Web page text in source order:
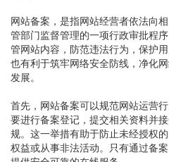
网站备案，是指网站经营者依法向
管部门监督管理的一项行政审批程
管网站内容，防范违法行为，保护
也有利于筑牢网络安全防线，净化
发展。
首先，网站备案可以规范网站运营
要进行备案登记，提交相关资料并
规。这一举措有助于防止未经授权
权益或从事非法活动。只有通过备